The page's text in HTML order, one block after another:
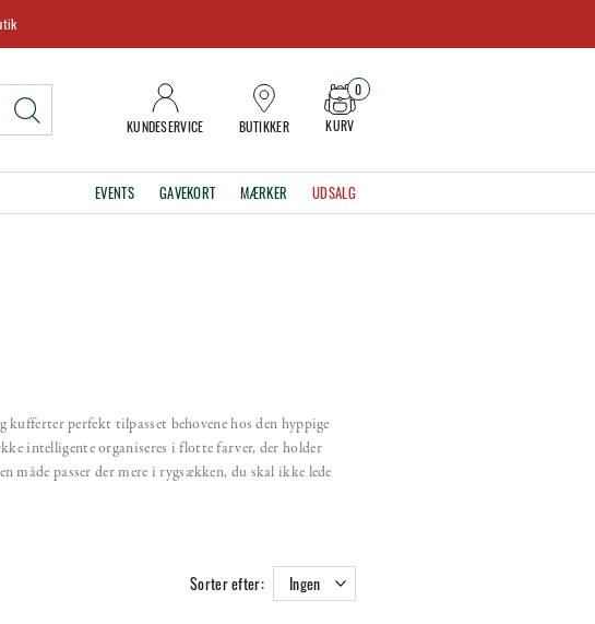
KUNDESERVICE BUTIKKER KURV
0
EVENTS GAVEKORT MÆRKER UDSALG
perfekt tilpasset behovene hos den hyppige
intelligente organiseres i flotte farver, der holder
måde passer der mere i rygsækken, du skal ikke lede
Sorter efter: Ingen